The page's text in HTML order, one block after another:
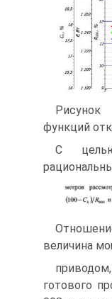
функций
С
величина
готового